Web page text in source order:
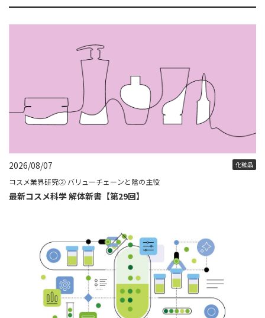
2026/08/07 化粧品
コスメ業界研究② バリューチェーンと陰の主役
最新コスメ科学 解体新書【第29回】